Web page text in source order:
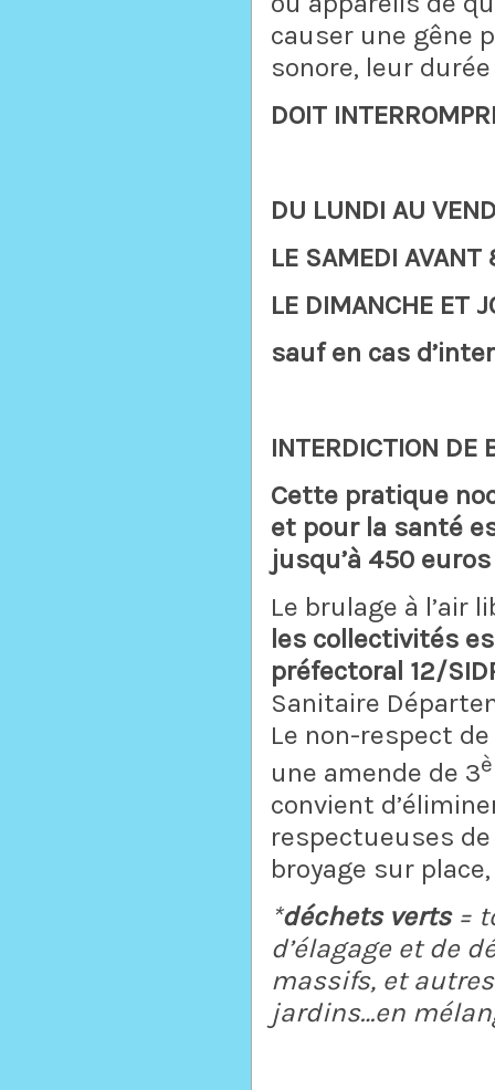
causer une gêne
sonore, leur
DOIT
DU LUNDI AU
LE SAMEDI AVANT
LE DIMANCHE ET
sauf en cas
INTERDICTION DE
Cette pratique
et pour la santé
jusqu’à 450 euros
Le brulage à l’air
les collectivités
préfectoral 12/
Sanitaire
Le non-respect
une amende de 3
convient
respectueuses
broyage sur
*déchets verts=
d’élagage et de
massifs, et
jardins…en